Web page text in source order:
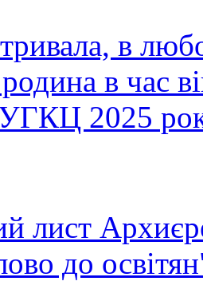
в
родина в час
2025
лист
до